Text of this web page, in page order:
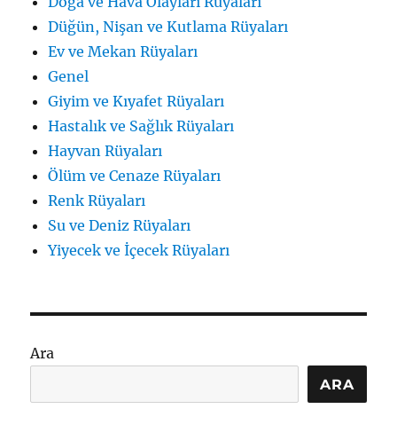
Düğün, Nişan ve Kutlama Rüyaları
Ev ve Mekan Rüyaları
Genel
Giyim ve Kıyafet Rüyaları
Hastalık ve Sağlık Rüyaları
Hayvan Rüyaları
Ölüm ve Cenaze Rüyaları
Renk Rüyaları
Su ve Deniz Rüyaları
Yiyecek ve İçecek Rüyaları
Ara
ARA